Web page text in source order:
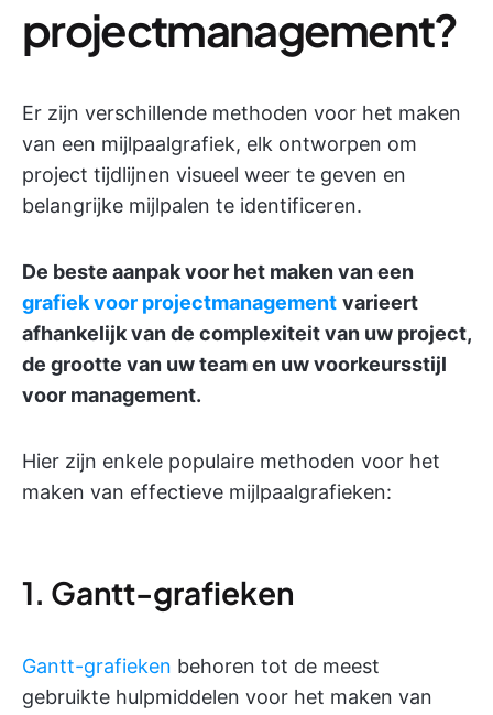
projectmanagement?
Er zijn verschillende methoden voor het maken
van een mijlpaalgrafiek, elk ontworpen om
project tijdlijnen visueel weer te geven en
belangrijke mijlpalen te identificeren.
De beste aanpak voor het maken van een
grafiek voor projectmanagement varieert
afhankelijk van de complexiteit van uw project,
de grootte van uw team en uw voorkeursstijl
voor management.
Hier zijn enkele populaire methoden voor het
maken van effectieve mijlpaalgrafieken:
1. Gantt-grafieken
Gantt-grafieken behoren tot de meest
gebruikte hulpmiddelen voor het maken van